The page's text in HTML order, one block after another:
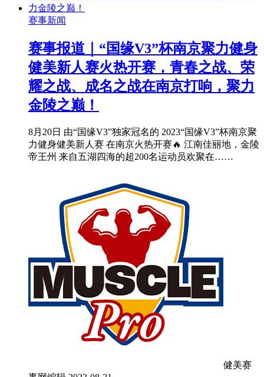
赛事新闻
赛事报道｜“国缘V3”杯南京聚力健身
健美新人赛火热开赛，青春之战、荣
耀之战、成名之战在南京打响，聚力
金陵之巅！
8月20日 由“国缘V3”独家冠名的 2023“国缘V3”杯南京聚
力健身健美新人赛 在南京火热开赛🔥 江南佳丽地，金陵
帝王州 来自五湖四海的超200名运动员欢聚在……
健美赛